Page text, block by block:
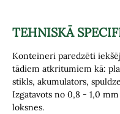
TEHNISKĀ
Konteineri paredzēti
tādiem atkritumiem kā:
stikls, akumulators,
Izgatavots no 0,8 - 1,0
loksnes.